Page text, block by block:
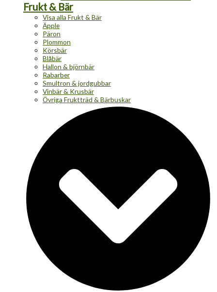
Frukt & Bär
Visa alla Frukt & Bär
Äpple
Päron
Plommon
Körsbär
Blåbär
Hallon & björnbär
Rabarber
Smultron & jordgubbar
Vinbär & Krusbär
Övriga Fruktträd & Bärbuskar